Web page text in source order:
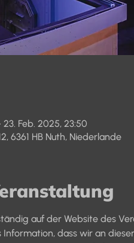
Feb. 2025, 23:50
6361 HB Nuth, Niederlande
auf der Website des
Information, dass wir an